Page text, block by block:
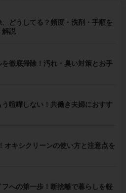
どうしてる？頻度・洗剤・手順を
説
を徹底掃除！汚れ・臭い対策とお手
う喧嘩しない！共働き夫婦におすす
オキシクリーンの使い方と注意点を
フへの第一歩！断捨離で暮らしを軽